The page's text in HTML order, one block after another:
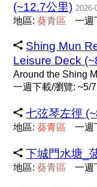
(~12.7公里) 2026-
地區:葵青區 一週
Shing Mun
Leisure Deck
Around the Shing
一週下載/瀏覽: ~5/7
七弦琴左徑
地區:葵青區 一週
下城門水塘_
地區:葵青區 一週